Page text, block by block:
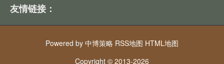
友情链接：
Powered by 中博策略 RSS地图 HTML地图
Copyright © 2013-2026